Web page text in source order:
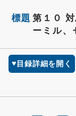
標題 第１０
ーミル、
目録詳細を開く